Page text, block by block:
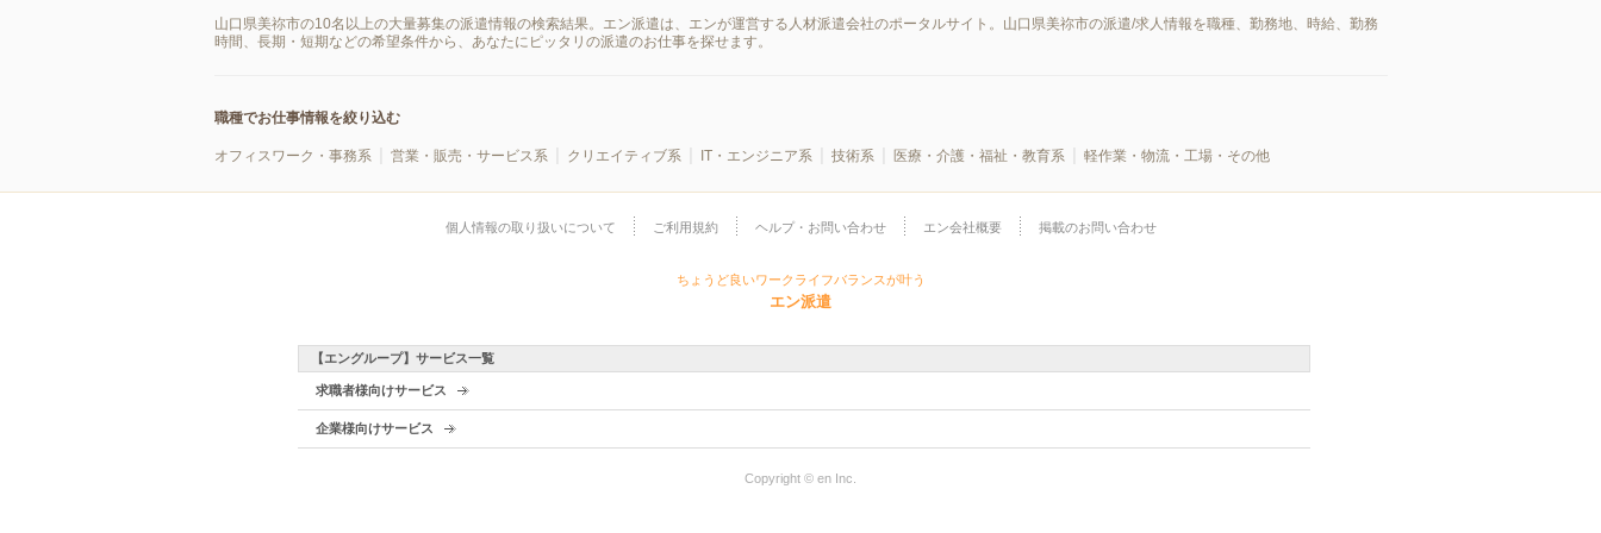
山口県美祢市の10名以上の大量募集の派遣情報の検索結果。エン派遣は、エンが運営する人材派遣会社のポータルサイト。山口県美祢市の派遣/求人情報を職種、勤務地、時給、勤務
時間、長期・短期などの希望条件から、あなたにピッタリの派遣のお仕事を探せます。
職種でお仕事情報を絞り込む
オフィスワーク・事務系 営業・販売・サービス系 クリエイティブ系 IT・エンジニア系 技術系 医療・介護・福祉・教育系 軽作業・物流・工場・その他
個人情報の取り扱いについて ご利用規約 ヘルプ・お問い合わせ エン会社概要 掲載のお問い合わせ
ちょうど良いワークライフバランスが叶う
エン派遣
【エングループ】サービス一覧
求職者様向けサービス
企業様向けサービス
Copyright © en Inc.